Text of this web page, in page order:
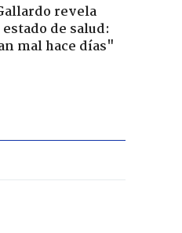
revela
de salud:
mal hace días"